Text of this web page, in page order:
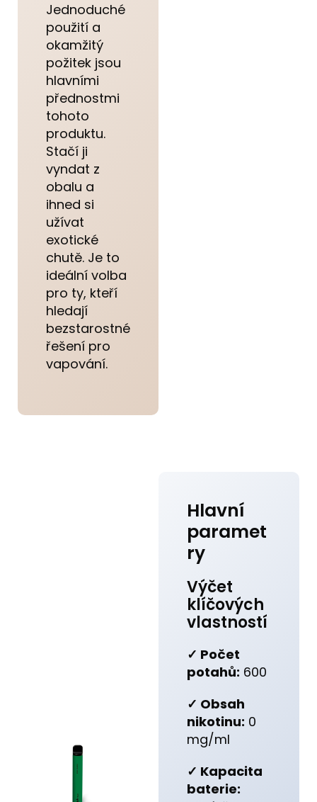
Jednoduché
použití a
okamžitý
požitek jsou
hlavními
přednostmi
tohoto
produktu.
Stačí ji
vyndat z
obalu a
ihned si
užívat
exotické
chutě. Je to
ideální volba
pro ty, kteří
hledají
bezstarostné
řešení pro
vapování.
Hlavní
paramet
ry
Výčet
klíčových
vlastností
✓ Počet
potahů: 600
✓ Obsah
nikotinu: 0
mg/ml
✓ Kapacita
baterie: